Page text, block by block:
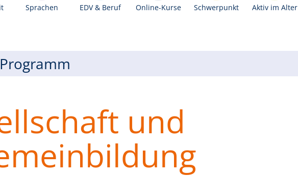
Sprachen EDV & Beruf Online-Kurse Schwerpunkt Aktiv im Alter
Programm
und